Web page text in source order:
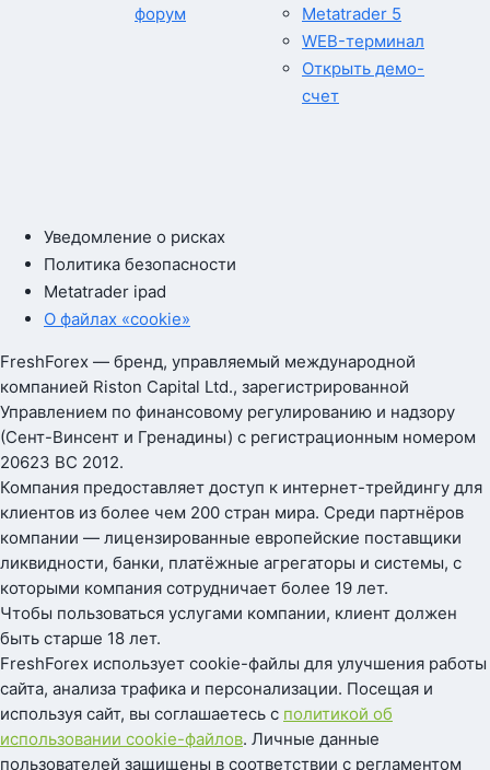
форум
Metatrader 5
WEB-терминал
Открыть демо-
счет
Уведомление о рисках
Политика безопасности
Metatrader ipad
О файлах «cookie»
FreshForex — бренд, управляемый международной
компанией Riston Capital Ltd., зарегистрированной
Управлением по финансовому регулированию и надзору
(Сент-Винсент и Гренадины) с регистрационным номером
20623 BC 2012.
Компания предоставляет доступ к интернет-трейдингу для
клиентов из более чем 200 стран мира. Среди партнёров
компании — лицензированные европейские поставщики
ликвидности, банки, платёжные агрегаторы и системы, с
которыми компания сотрудничает более 19 лет.
Чтобы пользоваться услугами компании, клиент должен
быть старше 18 лет.
FreshForex использует cookie-файлы для улучшения работы
сайта, анализа трафика и персонализации. Посещая и
используя сайт, вы соглашаетесь с политикой об
использовании cookie-файлов. Личные данные
пользователей защищены в соответствии с регламентом